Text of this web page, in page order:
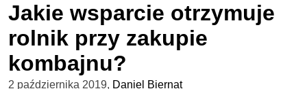
Jakie wsparcie otrzymuje
rolnik przy zakupie
kombajnu?
2 października 2019, Daniel Biernat